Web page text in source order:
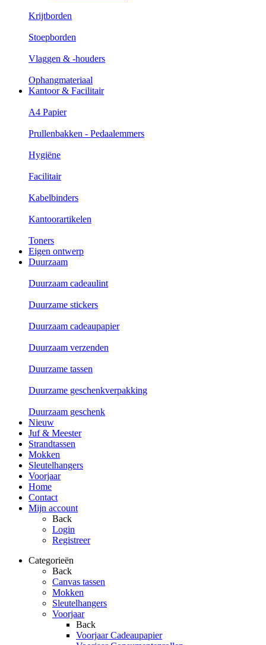
Krijtborden
Stoepborden
Vlaggen & -houders
Ophangmateriaal
Kantoor & Facilitair
A4 Papier
Prullenbakken - Pedaalemmers
Hygiëne
Facilitair
Kabelbinders
Kantoorartikelen
Toners
Eigen ontwerp
Duurzaam
Duurzaam cadeaulint
Duurzame stickers
Duurzaam cadeaupapier
Duurzaam verzenden
Duurzame tassen
Duurzame geschenkverpakking
Duurzaam geschenk
Nieuw
Juf & Meester
Strandtassen
Mokken
Sleutelhangers
Voorjaar
Home
Contact
Mijn account
Back
Login
Registreer
Categorieën
Back
Canvas tassen
Mokken
Sleutelhangers
Voorjaar
Back
Voorjaar Cadeaupapier